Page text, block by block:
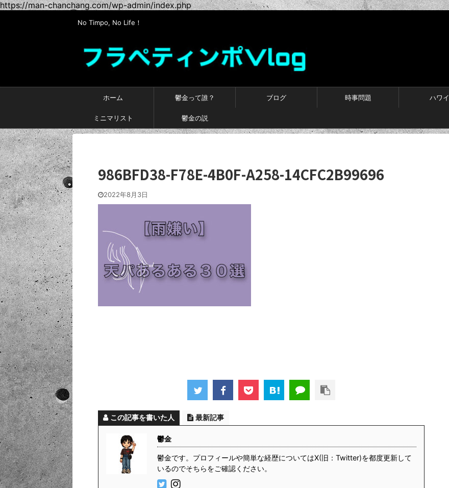
https://man-chanchang.com/wp-admin/index.php
No Timpo, No Life！
ホーム 鬱金って誰？ ブログ 時事問題 ハワイ
ミニマリスト 鬱金の説
986BFD38-F78E-4B0F-A258-14CFC2B99696
2022年8月3日
この記事を書いた人 最新記事
鬱金
鬱金です。プロフィールや簡単な経歴についてはX(旧：Twitter)を都度更新して
いるのでそちらをご確認ください。